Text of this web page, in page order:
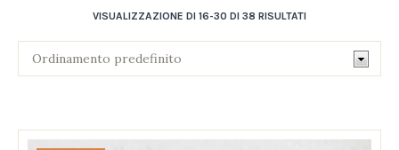
VISUALIZZAZIONE DI 16-30 DI 38 RISULTATI